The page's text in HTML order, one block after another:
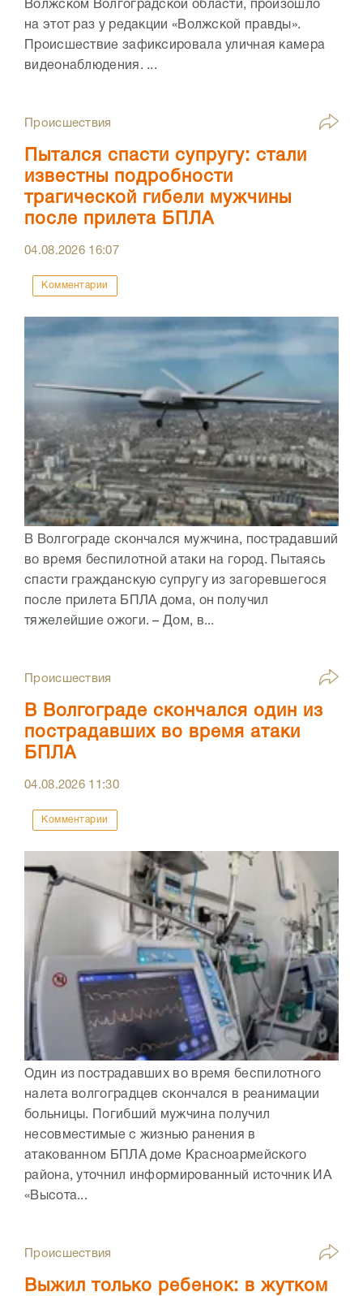
Волжском Волгоградской области, произошло
на этот раз у редакции «Волжской правды».
Происшествие зафиксировала уличная камера
видеонаблюдения. ...
Происшествия
Пытался спасти супругу: стали
известны подробности
трагической гибели мужчины
после прилета БПЛА
04.08.2026 16:07
Комментарии
В Волгограде скончался мужчина, пострадавший
во время беспилотной атаки на город. Пытаясь
спасти гражданскую супругу из загоревшегося
после прилета БПЛА дома, он получил
тяжелейшие ожоги. – Дом, в...
Происшествия
В Волгограде скончался один из
пострадавших во время атаки
БПЛА
04.08.2026 11:30
Комментарии
Один из пострадавших во время беспилотного
налета волгоградцев скончался в реанимации
больницы. Погибший мужчина получил
несовместимые с жизнью ранения в
атакованном БПЛА доме Красноармейского
района, уточнил информированный источник ИА
«Высота...
Происшествия
Выжил только ребенок: в жутком